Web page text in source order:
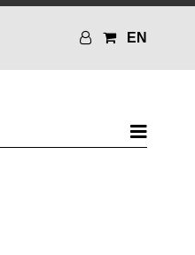
EN